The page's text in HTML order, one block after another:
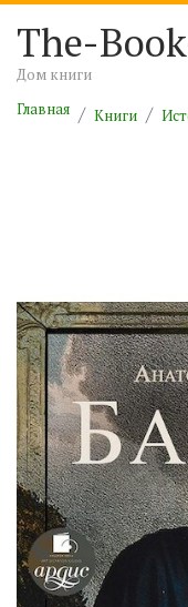
The-
Дом книги
Главная
Книги